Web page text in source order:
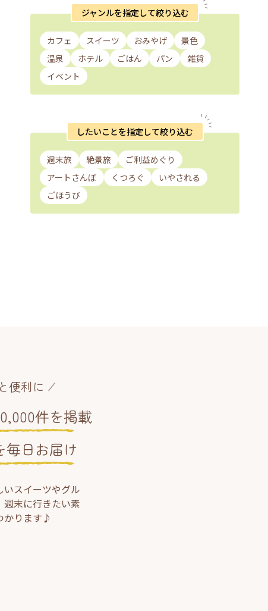
ジャンルを指定して絞り込む
カフェ スイーツ おみやげ
景色
温泉
ホテル ごはん パン
雑貨
イベント
したいことを指定して絞り込む
週末旅 絶景旅
ご利益めぐり
アートさんぽ
くつろぐ
いやされる
ごほうび
便利に
件を掲載
毎日お届け
スイーツやグル
週末に行きたい素
かります♪